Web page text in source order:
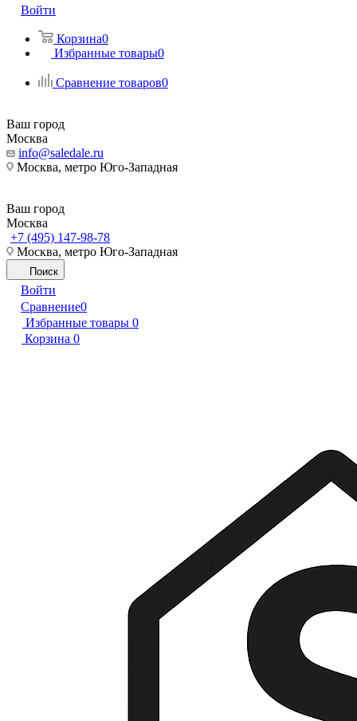
Войти
Корзина0
Избранные товары0
Сравнение товаров0
Ваш город
Москва
info@saledale.ru
Москва, метро Юго-Западная
Ваш город
Москва
+7 (495) 147-98-78
Москва, метро Юго-Западная
Поиск
Войти
Сравнение0
Избранные товары 0
Корзина 0